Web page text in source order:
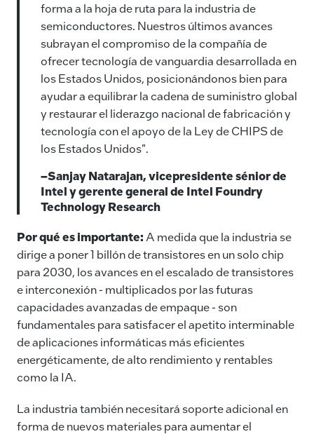
forma a la hoja de ruta para la industria de
semiconductores. Nuestros últimos avances
subrayan el compromiso de la compañía de
ofrecer tecnología de vanguardia desarrollada en
los Estados Unidos, posicionándonos bien para
ayudar a equilibrar la cadena de suministro global
y restaurar el liderazgo nacional de fabricación y
tecnología con el apoyo de la Ley de CHIPS de
los Estados Unidos".
–Sanjay Natarajan, vicepresidente sénior de
Intel y gerente general de Intel Foundry
Technology Research
Por qué es importante:A medida que la industria se
dirige a poner 1 billón de transistores en un solo chip
para 2030, los avances en el escalado de transistores
e interconexión - multiplicados por las futuras
capacidades avanzadas de empaque - son
fundamentales para satisfacer el apetito interminable
de aplicaciones informáticas más eficientes
energéticamente, de alto rendimiento y rentables
como la IA.
La industria también necesitará soporte adicional en
forma de nuevos materiales para aumentar el